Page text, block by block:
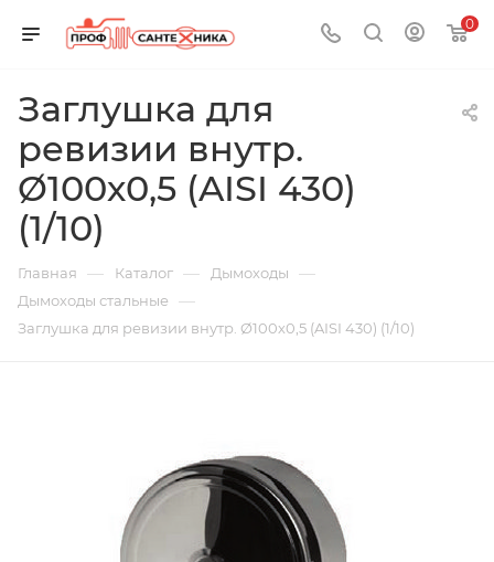
0
Заглушка для
ревизии внутр.
Ø100х0,5 (AISI 430)
(1/10)
Главная — Каталог — Дымоходы —
Дымоходы стальные —
Заглушка для ревизии внутр. Ø100х0,5 (AISI 430) (1/10)